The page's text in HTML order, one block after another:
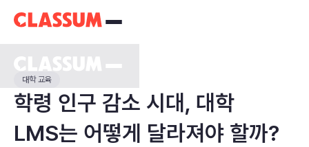
대학 교육
학령 인구 감소 시대, 대학
LMS는 어떻게 달라져야 할까?